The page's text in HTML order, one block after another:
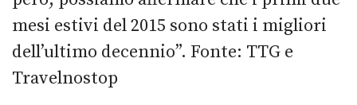
mesi estivi del 2015 sono stati i migliori
dell’ultimo decennio”. Fonte: TTG e
Travelnostop